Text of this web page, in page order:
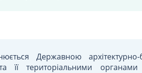
Державною архітектурно-
її територіальними